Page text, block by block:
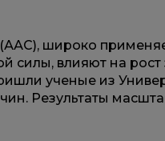
широко
силы, влияют на
ученые из
Результаты